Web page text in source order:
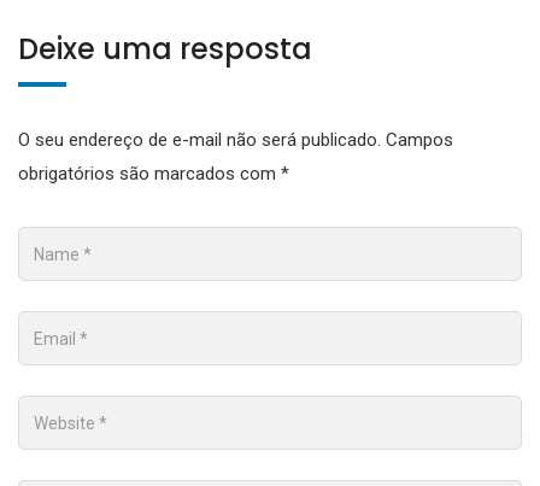
Deixe uma resposta
O seu endereço de e-mail não será publicado. Campos
obrigatórios são marcados com *